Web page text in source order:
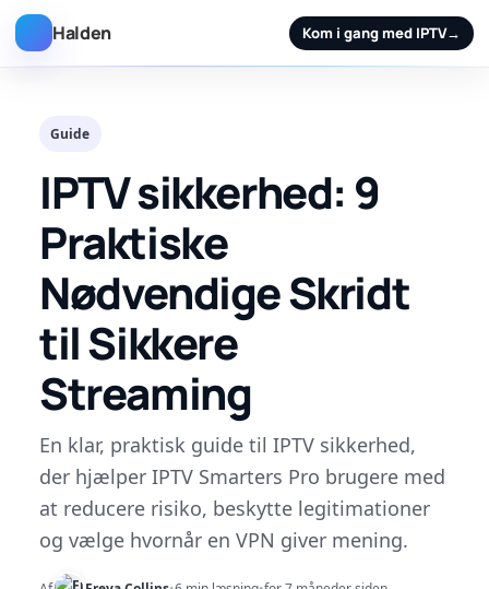
Halden Kom i gang med IPTV→
Guide
IPTV sikkerhed: 9
Praktiske
Nødvendige Skridt
til Sikkere
Streaming
En klar, praktisk guide til IPTV sikkerhed,
der hjælper IPTV Smarters Pro brugere med
at reducere risiko, beskytte legitimationer
og vælge hvornår en VPN giver mening.